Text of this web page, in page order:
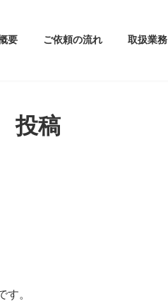
要 ご依頼の流れ 取扱業務
投稿
。